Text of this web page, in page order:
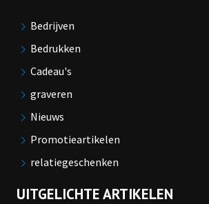
Bedrijven
Bedrukken
Cadeau's
graveren
Nieuws
Promotieartikelen
relatiegeschenken
UITGELICHTE ARTIKELEN